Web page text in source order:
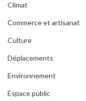
Climat
Commerce et artisanat
Culture
Déplacements
Environnement
Espace public